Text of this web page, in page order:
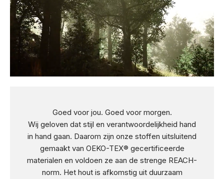
Goed voor jou. Goed voor morgen.
Wij geloven dat stijl en verantwoordelijkheid hand
in hand gaan. Daarom zijn onze stoffen uitsluitend
gemaakt van OEKO-TEX® gecertificeerde
materialen en voldoen ze aan de strenge REACH-
norm. Het hout is afkomstig uit duurzaam